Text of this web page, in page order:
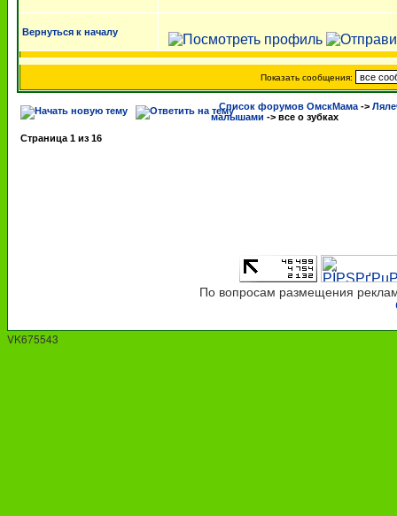
Вернуться к началу
Показать сообщения:
Список форумов ОмскМама ->
малышами -> все о зубках
Страница 1 из 16
По вопросам размещения
VK675543